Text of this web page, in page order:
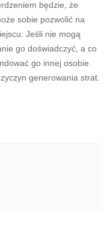
będzie, że
sobie pozwolić na
Jeśli nie mogą
go doświadczyć, a co
go innej osobie.
generowania strat.